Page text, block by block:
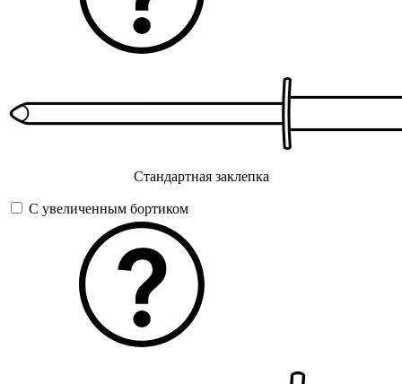
Стандартная заклепка
С увеличенным бортиком